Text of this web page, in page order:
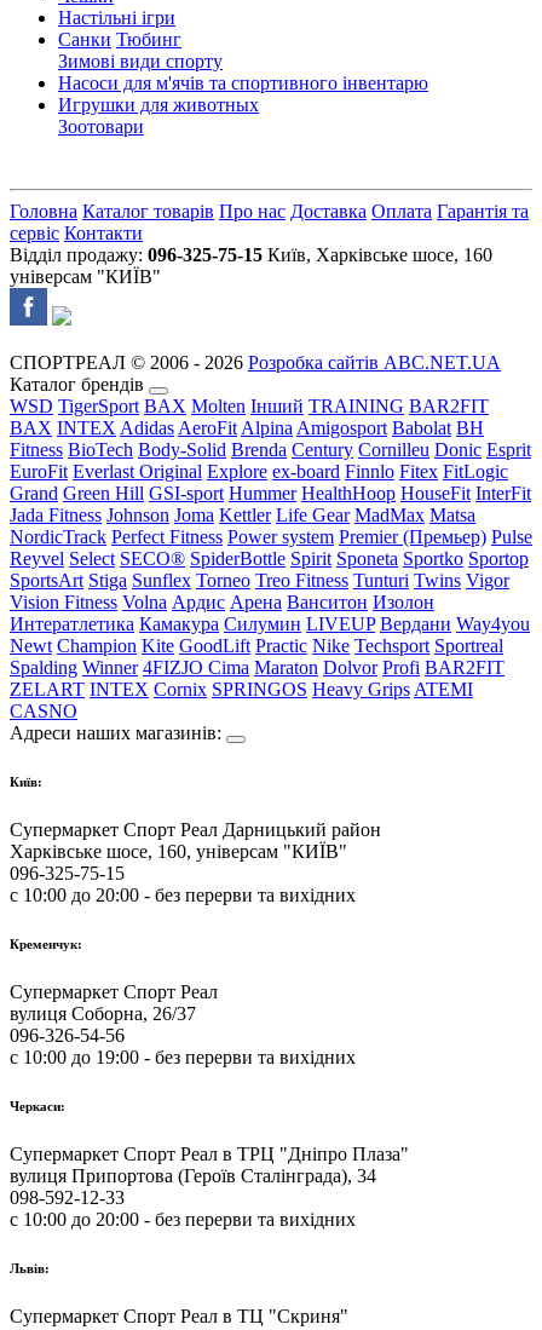
Настільні ігри
Санки Тюбинг
Зимові види спорту
Насоси для м'ячів та спортивного інвентарю
Игрушки для животных
Зоотовари
Головна Каталог товарів Про нас Доставка Оплата Гарантія та
сервіс Контакти
Відділ продажу: 096-325-75-15 Київ, Харківське шосе, 160
універсам "КИЇВ"
СПОРТРЕАЛ © 2006 - 2026 Розробка сайтів ABC.NET.UA
Каталог брендів
WSD TigerSport BAX Molten Інший TRAINING BAR2FIT
BAX INTEX Adidas AeroFit Alpina Amigosport Babolat BH
Fitness BioTech Body-Solid Brenda Century Cornilleu Donic Esprit
EuroFit Everlast Original Explore ex-board Finnlo Fitex FitLogic
Grand Green Hill GSI-sport Hummer HealthHoop HouseFit InterFit
Jada Fitness Johnson Joma Kettler Life Gear MadMax Matsa
NordicTrack Perfect Fitness Power system Premier (Премьер) Pulse
Reyvel Select SECO® SpiderBottle Spirit Sponeta Sportko Sportop
SportsArt Stiga Sunflex Torneo Treo Fitness Tunturi Twins Vigor
Vision Fitness Volna Ардис Арена Ванситон Изолон
Интератлетика Камакура Силумин LIVEUP Вердани Way4you
Newt Champion Kite GoodLift Practic Nike Techsport Sportreal
Spalding Winner 4FIZJO Cima Maraton Dolvor Profi BAR2FIT
ZELART INTEX Cornix SPRINGOS Heavy Grips ATEMI
CASNO
Адреси наших магазинів:
Київ:
Супермаркет Спорт Реал Дарницький район
Харківське шосе, 160, універсам "КИЇВ"
096-325-75-15
с 10:00 до 20:00 - без перерви та вихідних
Кременчук:
Супермаркет Спорт Реал
вулиця Соборна, 26/37
096-326-54-56
с 10:00 до 19:00 - без перерви та вихідних
Черкаси:
Супермаркет Спорт Реал в ТРЦ "Дніпро Плаза"
вулиця Припортова (Героїв Сталінграда), 34
098-592-12-33
с 10:00 до 20:00 - без перерви та вихідних
Львів:
Супермаркет Спорт Реал в ТЦ "Скриня"